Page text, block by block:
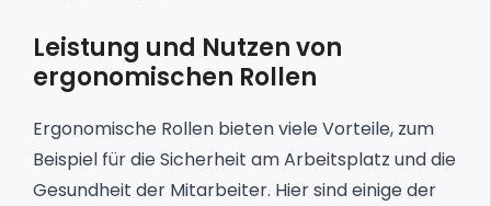
Leistung und Nutzen von
ergonomischen Rollen
Ergonomische Rollen bieten viele Vorteile, zum
Beispiel für die Sicherheit am Arbeitsplatz und die
Gesundheit der Mitarbeiter. Hier sind einige der